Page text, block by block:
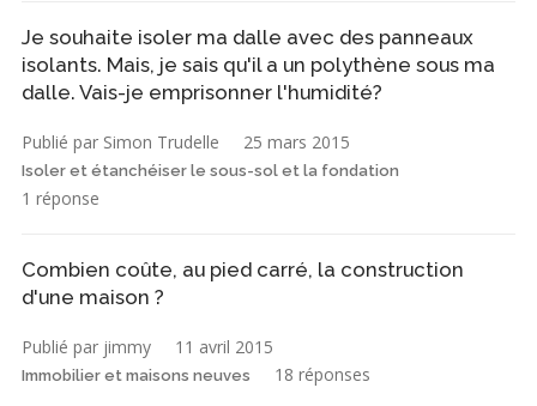
Je souhaite isoler ma dalle avec des panneaux
isolants. Mais, je sais qu'il a un polythène sous ma
dalle. Vais-je emprisonner l'humidité?
Publié par Simon Trudelle 25 mars 2015
Isoler et étanchéiser le sous-sol et la fondation
1 réponse
Combien coûte, au pied carré, la construction
d'une maison ?
Publié par jimmy 11 avril 2015
Immobilier et maisons neuves 18 réponses